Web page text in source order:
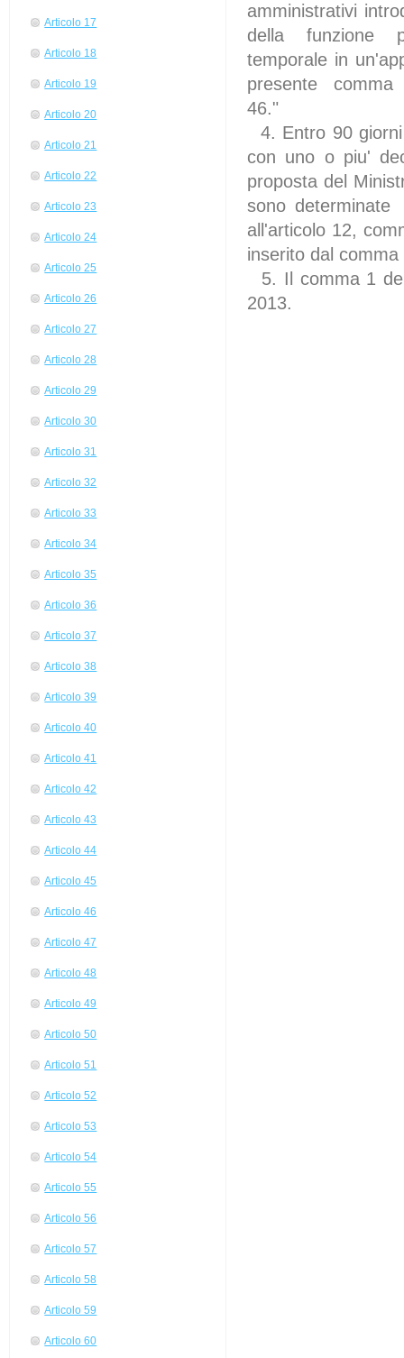
Articolo 17
Articolo 18
Articolo 19
Articolo 20
Articolo 21
Articolo 22
Articolo 23
Articolo 24
Articolo 25
Articolo 26
Articolo 27
Articolo 28
Articolo 29
Articolo 30
Articolo 31
Articolo 32
Articolo 33
Articolo 34
Articolo 35
Articolo 36
Articolo 37
Articolo 38
Articolo 39
Articolo 40
Articolo 41
Articolo 42
Articolo 43
Articolo 44
Articolo 45
Articolo 46
Articolo 47
Articolo 48
Articolo 49
Articolo 50
Articolo 51
Articolo 52
Articolo 53
Articolo 54
Articolo 55
Articolo 56
Articolo 57
Articolo 58
Articolo 59
Articolo 60
amministrativi
della funzione
temporale in
presente comma
46."
4. Entro 90
con uno o piu'
proposta del
sono
all'articolo 12,
inserito dal
5. Il comma 1
2013.